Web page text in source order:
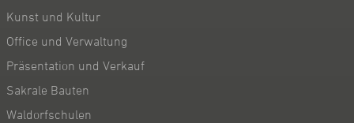
Kunst und Kultur
Office und Verwaltung
Präsentation und Verkauf
Sakrale Bauten
Waldorfschulen